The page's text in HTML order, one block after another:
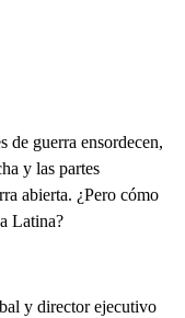
de guerra ensordecen,
y las partes
abierta. ¿Pero cómo
Latina?
y director ejecutivo